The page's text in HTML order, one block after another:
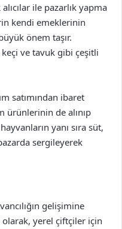
ile pazarlık yapma
kendi emeklerinin
önem taşır.
keçi ve tavuk gibi çeşitli
satımından ibaret
ürünlerinin de alınıp
yanı sıra süt,
sergileyerek
gelişimine
olarak, yerel çiftçiler için